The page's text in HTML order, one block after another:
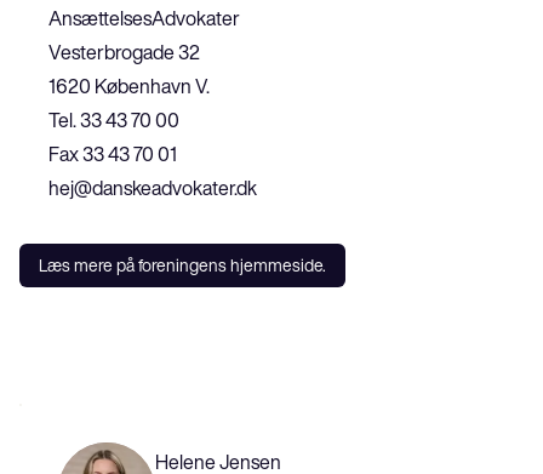
AnsættelsesAdvokater
Vesterbrogade 32
1620 København V.
Tel. 33 43 70 00
Fax 33 43 70 01
hej@danskeadvokater.dk
Læs mere på foreningens hjemmeside.
Helene Jensen